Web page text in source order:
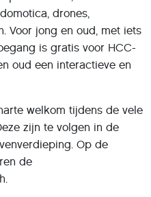
drones,
Voor jong en oud, met iets
is gratis voor HCC-
oud een interactieve en
welkom tijdens de vele
zijn te volgen in de
Op de
de